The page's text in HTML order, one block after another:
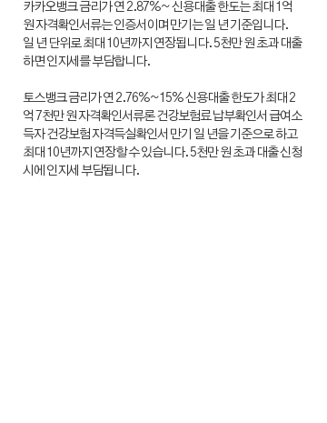
카카오뱅크 금리가 연 2.87%~ 신용대출 한도는 최대 1억
원 자격확인서류는 인증서이며 만기는 일 년 기준입니다.
일 년 단위로 최대 10년까지 연장됩니다. 5천만 원 초과 대출
하면 인지세를 부담합니다.
토스뱅크 금리가 연 2.76%~15% 신용대출 한도가 최대 2
억 7천만 원 자격확인서류론 건강보험료 납부확인서 급여소
득자 건강보험 자격득실확인서 만기 일 년을 기준으로 하고
최대 10년까지 연장할 수 있습니다. 5천만 원 초과 대출 신청
시에 인지세 부담됩니다.